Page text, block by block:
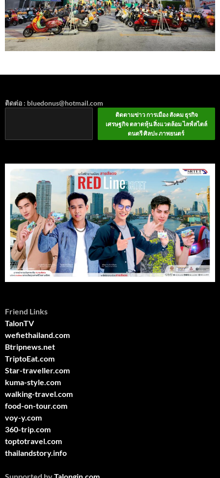
ติดต่อ : bluedonus@hotmail.com
ติดตามข่าว การเมือง สังคม ธุรกิจ
เศรษฐกิจ ตลาดหุ้น สิ่งแวดล้อม ไลฟ์สไตล์
ดนตรี ศิลปะ ภาพยนตร์
Friend Links
TalonTV
wefiethailand.com
Btripnews.net
TriptoEat.com
Star-traveller.com
kuma-style.com
walking-travel.com
food-on-tour.com
voy-y.com
360-trip.com
toptotravel.com
thailandstory.info
Supported byTalongin.com